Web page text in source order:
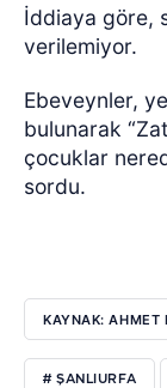
İddiaya göre,
verilemiyor.
Ebeveynler,
bulunarak
çocuklar
sordu.
KAYNAK: AHMET
# ŞANLIURFA